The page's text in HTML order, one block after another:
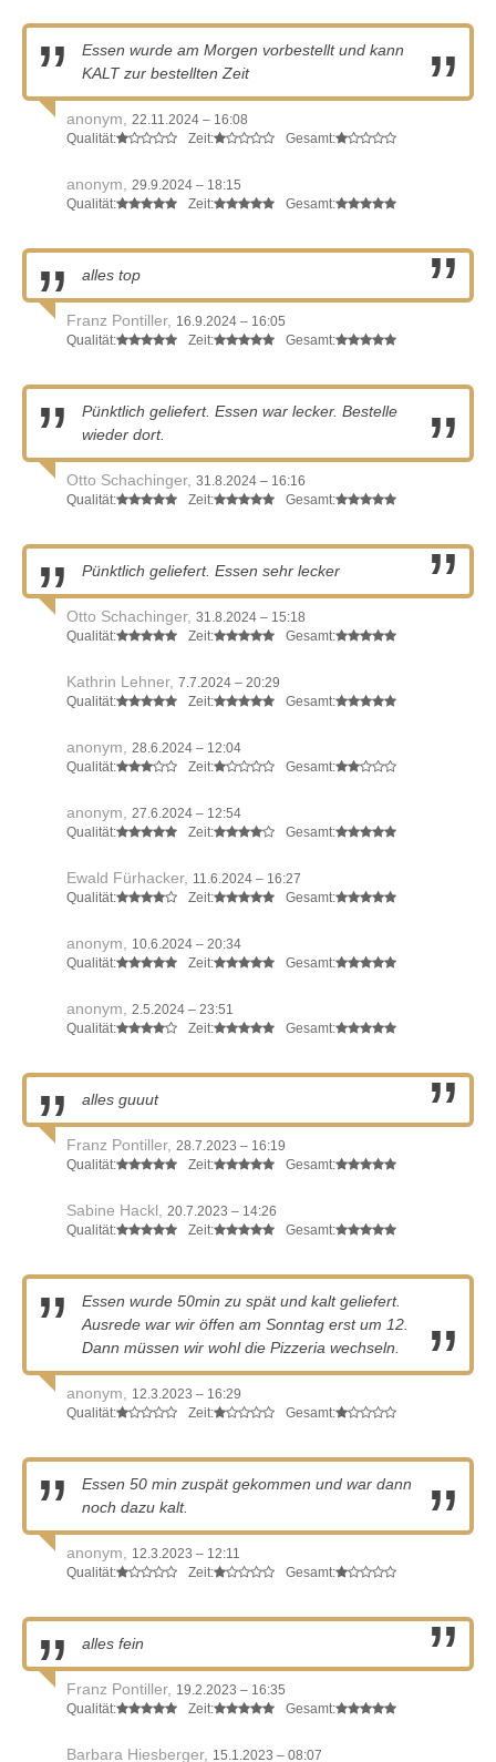
Essen wurde am Morgen vorbestellt und kann
KALT zur bestellten Zeit
anonym,
22.11.2024 – 16:08
Qualität:
Zeit: Gesamt:
anonym,
29.9.2024 – 18:15
Qualität:
Zeit: Gesamt:
alles top
Franz Pontiller, 16.9.2024 – 16:05
Qualität:
Zeit: Gesamt:
Pünktlich geliefert. Essen war lecker. Bestelle
wieder dort.
Otto Schachinger, 31.8.2024 – 16:16
Qualität:
Zeit: Gesamt:
Pünktlich geliefert. Essen sehr lecker
Otto Schachinger, 31.8.2024 – 15:18
Qualität:
Zeit: Gesamt:
Kathrin Lehner, 7.7.2024 – 20:29
Qualität:
Zeit: Gesamt:
anonym,
28.6.2024 – 12:04
Qualität:
Zeit: Gesamt:
anonym,
27.6.2024 – 12:54
Qualität:
Zeit: Gesamt:
Ewald Fürhacker, 11.6.2024 – 16:27
Qualität:
Zeit: Gesamt:
anonym,
10.6.2024 – 20:34
Qualität:
Zeit: Gesamt:
anonym,
2.5.2024 – 23:51
Qualität:
Zeit: Gesamt:
alles guuut
Franz Pontiller, 28.7.2023 – 16:19
Qualität:
Zeit: Gesamt:
Sabine Hackl,
20.7.2023 – 14:26
Qualität:
Zeit: Gesamt:
Essen wurde 50min zu spät und kalt geliefert.
Ausrede war wir öffen am Sonntag erst um 12.
Dann müssen wir wohl die Pizzeria wechseln.
anonym,
12.3.2023 – 16:29
Qualität:
Zeit: Gesamt:
Essen 50 min zuspät gekommen und war dann
noch dazu kalt.
anonym,
12.3.2023 – 12:11
Qualität:
Zeit: Gesamt:
alles fein
Franz Pontiller, 19.2.2023 – 16:35
Qualität:
Zeit: Gesamt:
Barbara Hiesberger, 15.1.2023 – 08:07